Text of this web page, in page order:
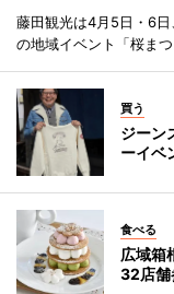
藤田観光は4月5日・6
の地域イベント「桜ま
買う
ジーン
ーイベ
食べる
広域箱
32店舗